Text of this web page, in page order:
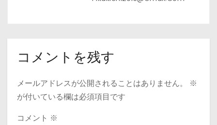
コメントを残す
メールアドレスが公開されることはありません。
※
が付いている欄は必須項目です
コメント ※